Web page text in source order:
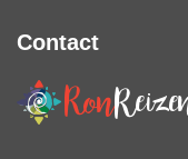
Contact